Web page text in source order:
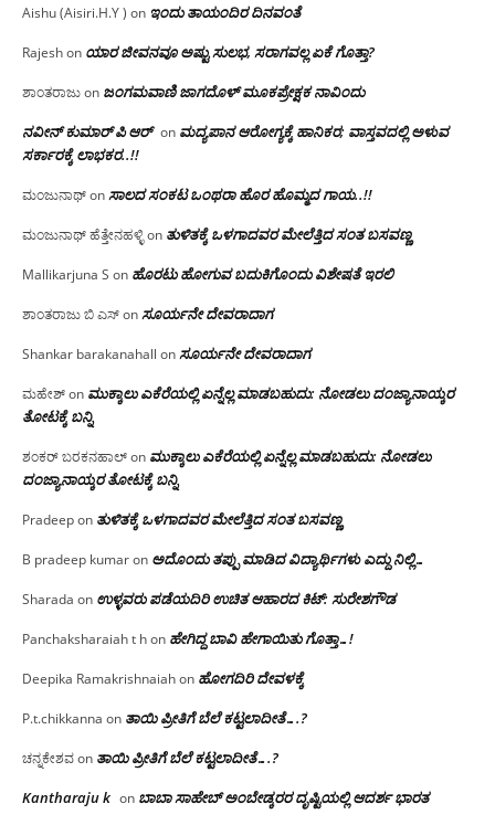
Aishu (Aisiri.H.Y ) on ಇಂದು ತಾಯಂದಿರ ದಿನವಂತೆ
Rajeshon ಯಾರ ಜೀವನವೂ ಅಷ್ಟು ಸುಲಭ, ಸರಾಗವಲ್ಲ ಏಕೆ ಗೊತ್ತಾ?
ಶಾಂತರಾಜುon ಜಂಗಮವಾಣಿ ಜಾಗದೊಳ್ ಮೂಕಪ್ರೇಕ್ಷಕ ನಾವಿಂದು
ನವೀನ್ ಕುಮಾರ್ ಪಿ ಆರ್ on ಮದ್ಯಪಾನ ಆರೋಗ್ಯಕ್ಕೆ ಹಾನಿಕರ; ವಾಸ್ತವದಲ್ಲಿ ಅಳುವ
ಸರ್ಕಾರಕ್ಕೆ ಲಾಭಕರ..!!
ಮಂಜುನಾಥ್onಸಾಲದ ಸಂಕಟ ಒಂಥರಾ ಹೊರ ಹೊಮ್ಮದ ಗಾಯ..!!
ಮಂಜುನಾಥ್ ಹೆತ್ತೇನಹಳ್ಳಿon ತುಳಿತಕ್ಕೆ ಒಳಗಾದವರ ಮೇಲೆತ್ತಿದ ಸಂತ ಬಸವಣ್ಣ
Mallikarjuna S on ಹೊರಟು ಹೋಗುವ ಬದುಕಿಗೊಂದು ವಿಶೇಷತೆ ಇರಲಿ
ಶಾಂತರಾಜು ಬಿ ಎಸ್onಸೂರ್ಯನೇ ದೇವರಾದಾಗ
Shankar barakanahall onಸೂರ್ಯನೇ ದೇವರಾದಾಗ
ಮಹೇಶ್on ಮುಕ್ಕಾಲು ಎಕೆರೆಯಲ್ಲಿ ಏನ್ನೆಲ್ಲ‌ ಮಾಡಬಹುದು: ನೋಡಲು ದಂಜ್ಯಾನಾಯ್ಕರ
ತೋಟಕ್ಕೆ ಬನ್ನಿ
ಶಂಕರ್ ಬರಕನಹಾಲ್on ಮುಕ್ಕಾಲು ಎಕೆರೆಯಲ್ಲಿ ಏನ್ನೆಲ್ಲ‌ ಮಾಡಬಹುದು: ನೋಡಲು
ದಂಜ್ಯಾನಾಯ್ಕರ ತೋಟಕ್ಕೆ ಬನ್ನಿ
Pradeepon ತುಳಿತಕ್ಕೆ ಒಳಗಾದವರ ಮೇಲೆತ್ತಿದ ಸಂತ ಬಸವಣ್ಣ
B pradeep kumaron ಅದೊಂದು ತಪ್ಪು ಮಾಡಿದ ವಿದ್ಯಾರ್ಥಿಗಳು ಎದ್ದು ನಿಲ್ಲಿ…
Sharada on ಉಳ್ಳವರು ಪಡೆಯದಿರಿ ಉಚಿತ ಆಹಾರದ ಕಿಟ್: ಸುರೇಶಗೌಡ
Panchaksharaiah t hon ಹೇಗಿದ್ದ ಬಾವಿ ಹೇಗಾಯಿತು ಗೊತ್ತಾ…!
Deepika Ramakrishnaiahon ಹೋಗದಿರಿ ದೇವಳಕ್ಕೆ
P.t.chikkanna on ತಾಯಿ ಪ್ರೀತಿಗೆ ಬೆಲೆ ಕಟ್ಟಲಾದೀತೆ….?
ಚನ್ನಕೇಶವon ತಾಯಿ ಪ್ರೀತಿಗೆ ಬೆಲೆ ಕಟ್ಟಲಾದೀತೆ….?
Kantharaju k on ಬಾಬಾ ಸಾಹೇಬ್ ಅಂಬೇಡ್ಕರರ ದೃಷ್ಟಿಯಲ್ಲಿ ಆದರ್ಶ ಭಾರತ